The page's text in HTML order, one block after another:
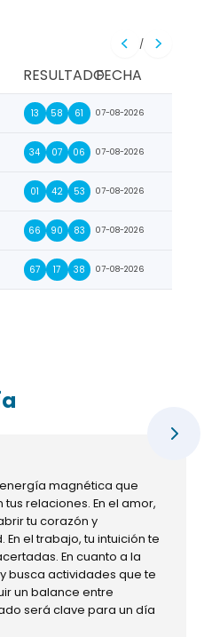
/
RESULTADOFECHA
13 58 61 07-08-2026
34 07 06 07-08-2026
01 42 53 07-08-2026
66 90 83 07-08-2026
67 17 38 07-08-2026
magnética que
relaciones. En el amor,
tu corazón y
el trabajo, tu intuición te
En cuanto a la
busca actividades que te
un balance entre
será clave para un día